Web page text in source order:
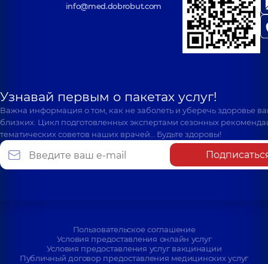
info@med.dobrobut.com
Узнавай первым о пакетах услуг!
Важна информация о том, как не заболеть и уберечь здоровье
близких. Цикл подготовленных экспертами сезонных
тематических советов наших врачей… Будьте здоровы!
Пользовательское соглашение
Условия предоставления онлайн услуг
Условия предоставления услуг вакцинации
Публичный договор предоставления медицинских услуг